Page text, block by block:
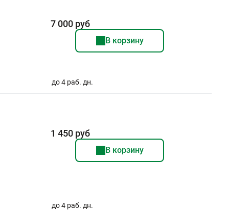
7 000 руб
В корзину
до 4 раб. дн.
1 450 руб
В корзину
до 4 раб. дн.